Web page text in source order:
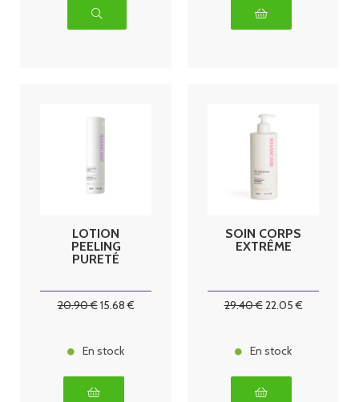
LOTION
PEELING
PURETÉ
20.90€15.68€
En stock
SOIN CORPS
EXTRÊME
29.40€22.05€
En stock